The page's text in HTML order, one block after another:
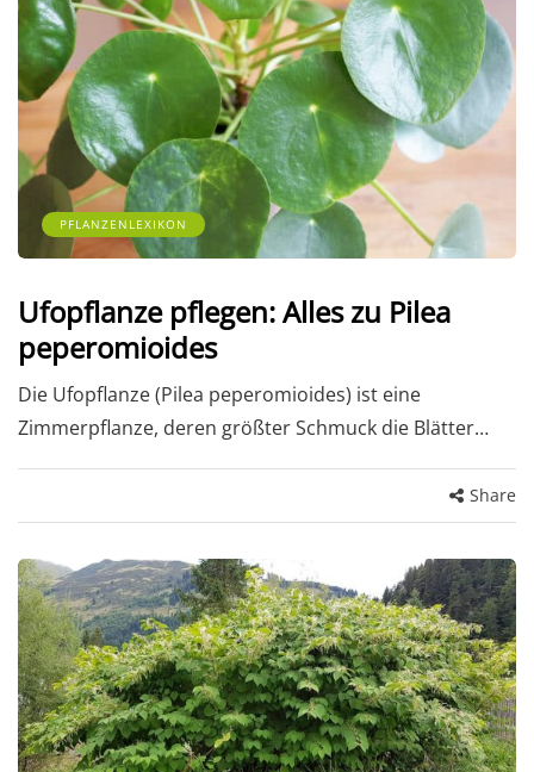
PFLANZENLEXIKON
Ufopflanze pflegen: Alles zu Pilea
peperomioides
Die Ufopflanze (Pilea peperomioides) ist eine
Zimmerpflanze, deren größter Schmuck die Blätter…
Share